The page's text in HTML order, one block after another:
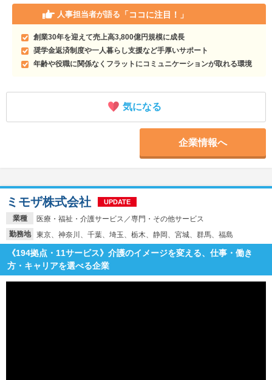
人事担当者が語る 「ココに注目！」
創業30年を迎えて売上高3,800億円規模に成長
奨学金返済制度や一人暮らし支援など手厚いサポート
年齢や役職に関係なくフラットにコミュニケーションが取れる環境
気になる
企業情報へ
業種
医療・福祉・介護サービス／専門・その他サービス
勤務地
東京、神奈川、千葉、埼玉、栃木、静岡、宮城、群馬、福島
ミモザ株式会社 UPDATE
《194拠点・11サービス》介護のイメージを変える、仕事・働き
方・キャリアを選べる企業